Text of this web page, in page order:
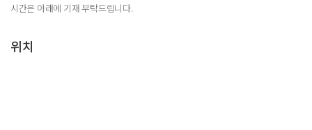
시간은 아래에 기재 부탁드립니다.
위치